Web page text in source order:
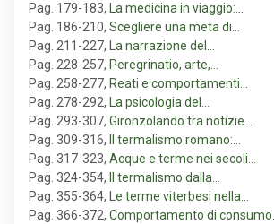
Pag. 179-183,
La medicina in viaggio:…
Pag. 186-210, Scegliere una meta di…
Pag. 211-227,
La narrazione del…
Pag. 228-257, Peregrinatio, arte,…
Pag. 258-277, Reati e comportamenti…
Pag. 278-292,
La psicologia del…
Pag. 293-307, Gironzolando tra notizie…
Pag. 309-316,
Il termalismo romano:…
Pag. 317-323, Acque e terme nei secoli…
Pag. 324-354,
Il termalismo dalla…
Pag. 355-364,
Le terme viterbesi nella…
Pag. 366-372, Comportamento di consumo…